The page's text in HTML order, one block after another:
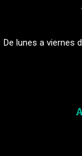
De lunes a viernes